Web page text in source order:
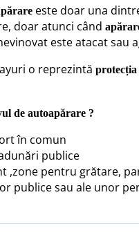
este doar una
doar atunci când
este atacat sau
o reprezintă protecția
de autoapărare ?
în comun
publice
,zone pentru grătare,
publice sau ale unor